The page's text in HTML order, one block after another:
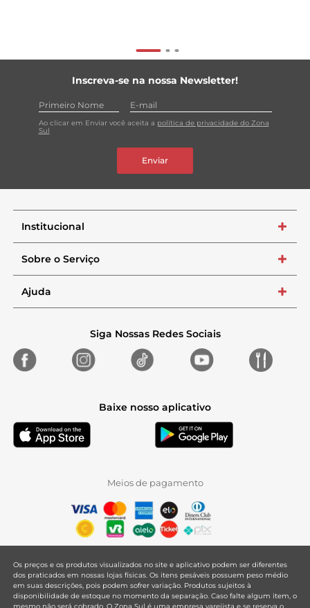
Inscreva-se na nossa Newsletter!
Ao clicar em Enviar você aceita a política de privacidade do Zona
Sul
Enviar
Institucional +
Sobre o Serviço +
Ajuda +
Siga Nossas Redes Sociais
Baixe nosso aplicativo
Meios de pagamento
Os preços e os produtos visualizados no site e aplicativo podem ser diferentes
dos praticados em nossas lojas físicas. Os itens pesáveis possuem peso médio
em suas descrições, pois podem sofrer variação. Produtos sujeitos à
disponibilidade de estoque no momento da separação. Caso falte algum item, o